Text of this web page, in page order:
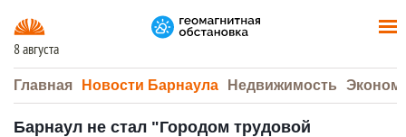
8 августа
Главная Новости Барнаула Недвижимость
Барнаул не стал "Городом трудовой